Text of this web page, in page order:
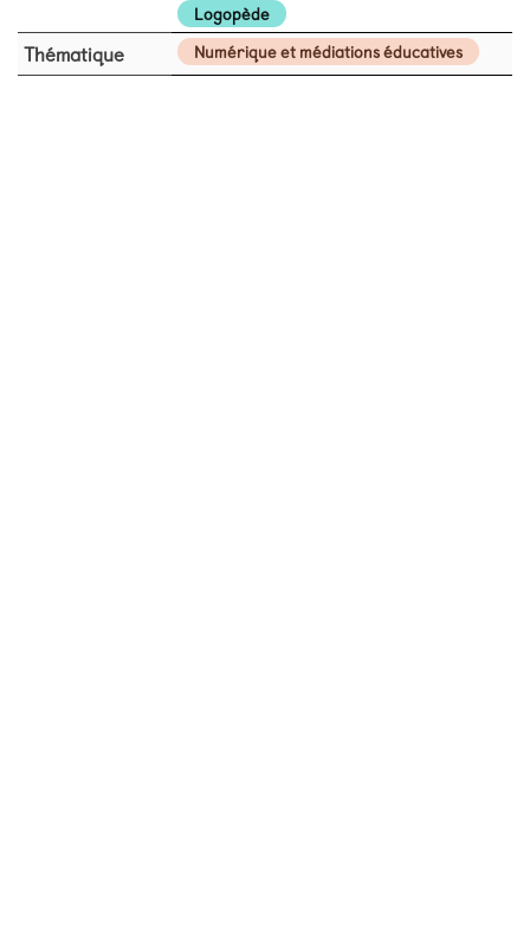
Logopède
Thématique Numérique et médiations éducatives